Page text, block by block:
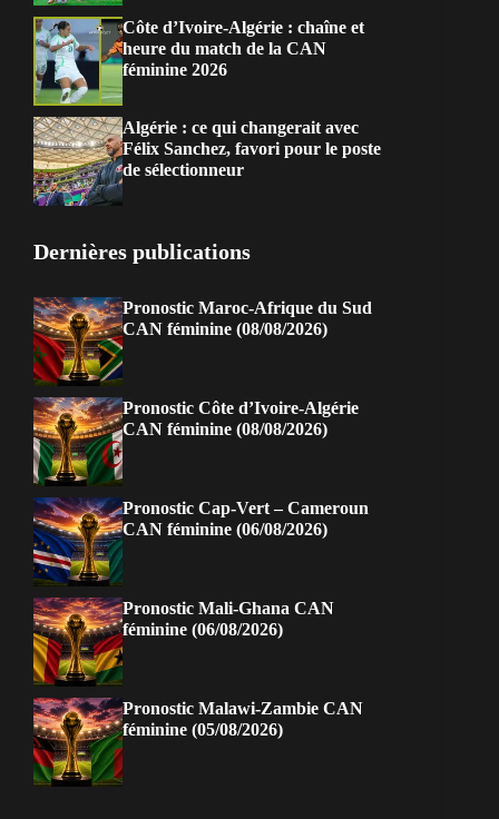
Côte d’Ivoire-Algérie : chaîne et
heure du match de la CAN
féminine 2026
Algérie : ce qui changerait avec
Félix Sanchez, favori pour le poste
de sélectionneur
Dernières publications
Pronostic Maroc-Afrique du Sud
CAN féminine (08/08/2026)
Pronostic Côte d’Ivoire-Algérie
CAN féminine (08/08/2026)
Pronostic Cap-Vert – Cameroun
CAN féminine (06/08/2026)
Pronostic Mali-Ghana CAN
féminine (06/08/2026)
Pronostic Malawi-Zambie CAN
féminine (05/08/2026)